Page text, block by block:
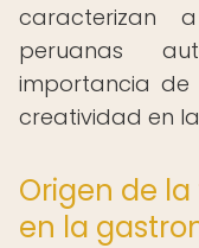
caracterizan
peruanas
importancia de
creatividad en
Origen de
en la